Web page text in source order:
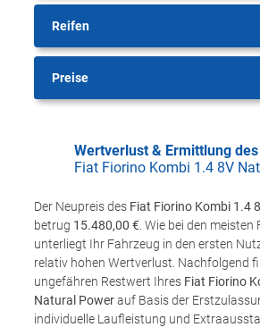
Reifen
Preise
Wertverlust & Ermittlung
Fiat Fiorino Kombi 1.4 8V
Der Neupreis des Fiat Fiorino Kombi 1.4
betrug 15.480,00 € . Wie bei den
unterliegt Ihr Fahrzeug in den ersten
relativ hohen Wertverlust. Nachfolgend
ungefähren Restwert Ihres Fiat Fiorino
Natural Powerauf Basis der
individuelle Laufleistung und